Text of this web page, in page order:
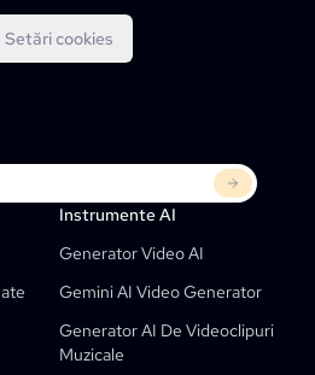
Setări cookies
Instrumente AI
Generator Video AI
Gemini AI Video Generator
Generator AI De Videoclipuri
Muzicale
Desenate
Copii
AI